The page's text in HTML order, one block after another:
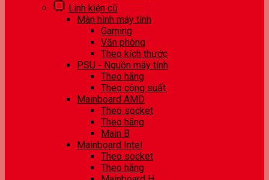
Linh kiện cũ
Màn hình máy tính
Gaming
Văn phòng
Theo kích thước
PSU - Nguồn máy tính
Theo hãng
Theo công suất
Mainboard AMD
Theo socket
Theo hãng
Main B
Mainboard Intel
Theo socket
Theo hãng